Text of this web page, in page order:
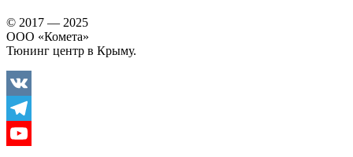
© 2017 — 2025
ООО «Комета»
Тюнинг центр в Крыму.
Vkontakte
Telegram